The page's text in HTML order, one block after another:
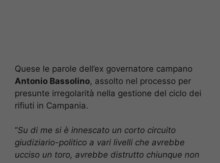
Quese le parole dell’ex governatore campano
Antonio Bassolino, assolto nel processo per
presunte irregolarità nella gestione del ciclo dei
rifiuti in Campania.
“Su di me si è innescato un corto circuito
giudiziario-politico a vari livelli che avrebbe
ucciso un toro, avrebbe distrutto chiunque non